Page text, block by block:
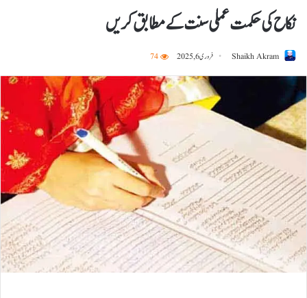
نکاح کی حکمت عملی سنت کے مطابق کریں
Shaikh Akram فروری 6, 2025 74